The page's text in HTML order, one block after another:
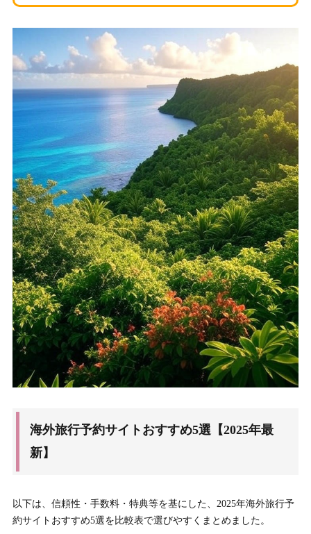
海外旅行予約サイトおすすめ5選【2025年最
新】
以下は、信頼性・手数料・特典等を基にした、2025年海外旅行予
約サイトおすすめ5選を比較表で選びやすくまとめました。